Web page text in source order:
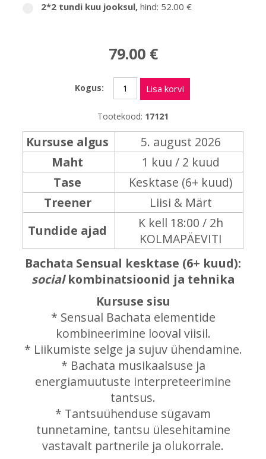
2*2 tundi kuu jooksul, hind: 52.00 €
79.00 €
Kogus: Lisa korvi
Tootekood: 17121
Kursuse algus
5. august 2026
Maht
1 kuu / 2 kuud
Tase
Kesktase (6+ kuud)
Treener
Liisi & Märt
Tundide ajad
K kell 18:00 / 2h
KOLMAPÄEVITI
Bachata Sensual kesktase (6+ kuud):
socialkombinatsioonid ja tehnika
Kursuse sisu
* Sensual Bachata elementide
kombineerimine looval viisil.
* Liikumiste selge ja sujuv ühendamine.
* Bachata musikaalsuse ja
energiamuutuste interpreteerimine
tantsus.
* Tantsuühenduse sügavam
tunnetamine, tantsu ülesehitamine
vastavalt partnerile ja olukorrale.